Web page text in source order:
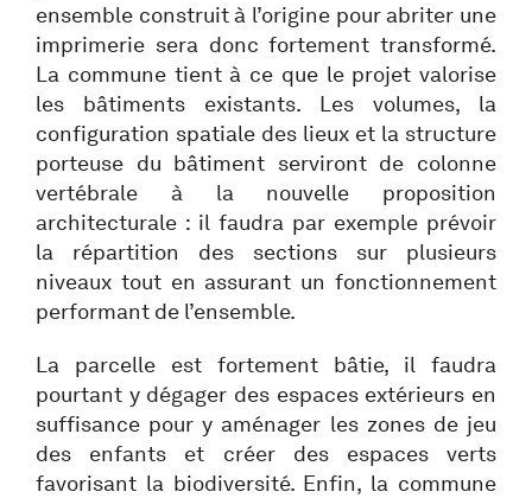
ensemble construit à l’origine pour abriter une
imprimerie sera donc fortement transformé.
La commune tient à ce que le projet valorise
les bâtiments existants. Les volumes, la
configuration spatiale des lieux et la structure
porteuse du bâtiment serviront de colonne
vertébrale à la nouvelle proposition
architecturale : il faudra par exemple prévoir
la répartition des sections sur plusieurs
niveaux tout en assurant un fonctionnement
performant de l’ensemble.
La parcelle est fortement bâtie, il faudra
pourtant y dégager des espaces extérieurs en
suffisance pour y aménager les zones de jeu
des enfants et créer des espaces verts
favorisant la biodiversité. Enfin, la commune